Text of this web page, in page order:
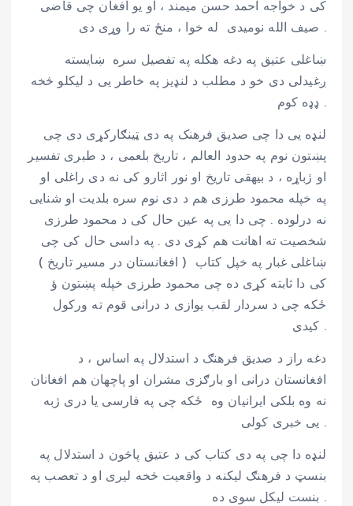
کی د خواجه احمد حسن میمند ، او یو افغان چی قاضی
صیف الله نومیدی له خوا ، منځ ته را وړی دی .
ښاغلی عتیق په دغه هکله په تفصیل سره ښایسته
ږغیدلی دی خو د مطلب د لنډیز په خاطر یی د لیکلو څخه
ډډه کوم .
لنډه یی دا چی صدیق فرهنک په دی ټینګارکړی دی چی
پښتون نوم په حدود العالم ، تاریخ بلعمی ، د طبری تفسیر
او ژباړه ، د بیهقی تاریخ او نور اثارو کی نه دی راغلی او
په خپله محمود طرزی هم د دی نوم سره بلدیت او شنایی
نه درلوده . چی دا یی په عین حال کی د محمود طرزی
شخصیت ته اهانت هم کړی دی . په داسی حال کی چی
ښاغلی غبار په خپل کتاب ( افغانستان در مسیر تاریخ )
کی دا ثابته کړی ده چی محمود طرزی خپله پښتون ؤ
ځکه چی د سردار لقب یوازی د درانی قوم ته ورکول
کیدی .
دغه راز د صدیق فرهنګ د استدلال په اساس ، د
افغانستان درانی او بارګزی مشران او پاچهان هم افغانان
نه وه بلکی ایرانیان وه ځکه چی په فارسی یا دری ژبه
یی خبری کولی .
لنډه دا چی په دی کتاب کی د عتیق پاڅون د استدلال په
بنسټ د فرهنګ لیکنه د واقعیت څخه لیری او د تعصب په
بنست لیکل سوی ده .